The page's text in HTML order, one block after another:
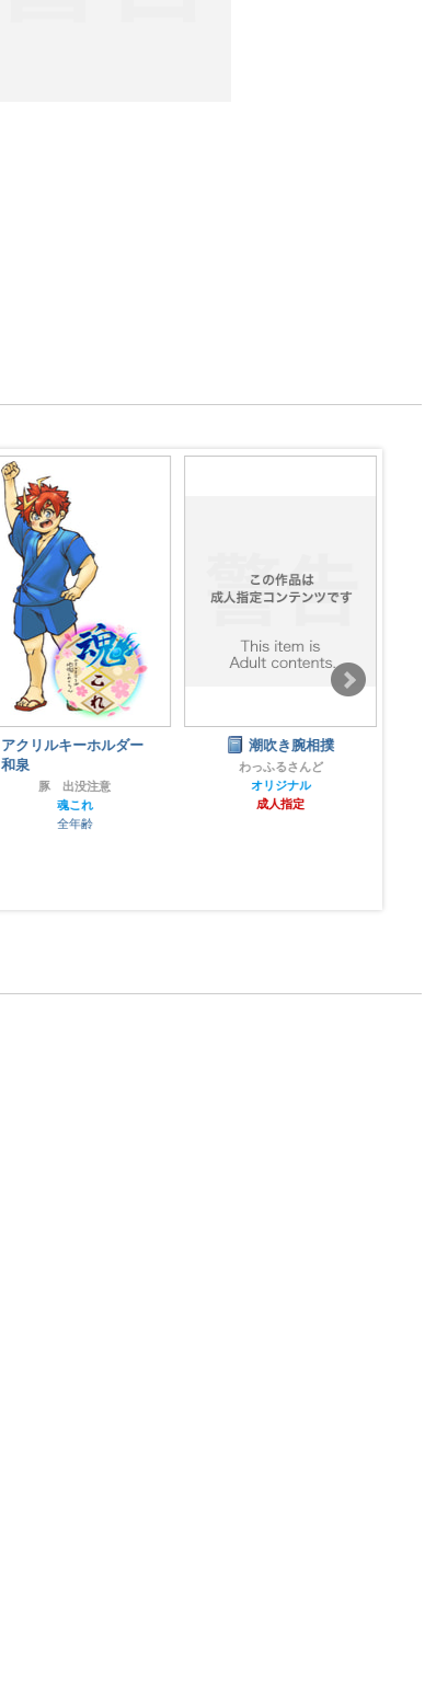
アクリルキーホルダー
和泉
豚 出没注意
魂これ
全年齢
潮吹き腕相撲
わっふるさんど
オリジナル
成人指定